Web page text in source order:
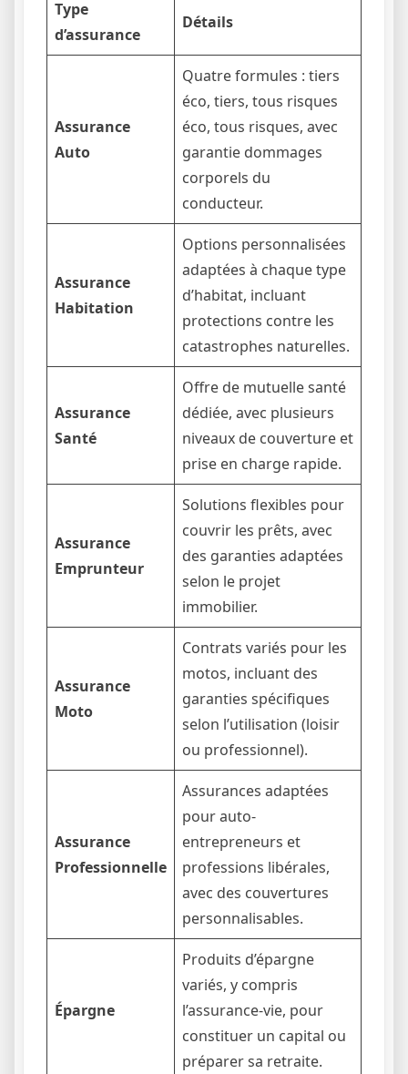
Type
d’assurance
Détails
Assurance
Auto
Quatre formules : tiers
éco, tiers, tous risques
éco, tous risques, avec
garantie dommages
corporels du
conducteur.
Assurance
Habitation
Options personnalisées
adaptées à chaque type
d’habitat, incluant
protections contre les
catastrophes naturelles.
Assurance
Santé
Offre de mutuelle santé
dédiée, avec plusieurs
niveaux de couverture et
prise en charge rapide.
Assurance
Emprunteur
Solutions flexibles pour
couvrir les prêts, avec
des garanties adaptées
selon le projet
immobilier.
Assurance
Moto
Contrats variés pour les
motos, incluant des
garanties spécifiques
selon l’utilisation (loisir
ou professionnel).
Assurance
Professionnelle
Assurances adaptées
pour auto-
entrepreneurs et
professions libérales,
avec des couvertures
personnalisables.
Épargne
Produits d’épargne
variés, y compris
l’assurance-vie, pour
constituer un capital ou
préparer sa retraite.